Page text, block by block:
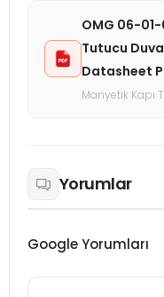
OMG 06-01-
Tutucu
Datasheet
Manyetik Kapı
Yorumlar
Google Yorumları